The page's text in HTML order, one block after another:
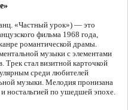
«Частный урок») — это
фильма 1968 года,
романтической драмы.
музыки с элементами
Трек стал визитной карточкой
среди любителей
музыки. Мелодия пронизана
ностальгией по ушедшей эпохе.